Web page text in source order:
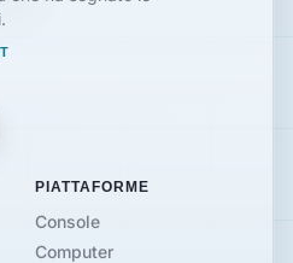
PIATTAFORME
Console
Computer